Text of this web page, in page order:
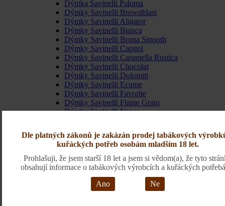
Dýmka Savinelli Paloma
Dýmky Savinelli Brownblast
Dýmky Savinelli Aligator
Dýmky Savinelli Bianca
Dýmky Savinelli Bruna Smooth
Dýmky Savinelli Capitol
Dýmky Savinelli Caramella Rustica
Dýmky Savinelli Chocolat
Dýmky Savinelli Dolomiti
Dýmky Savinelli Ecume
Dýmky Savinelli Favorite
Dýmky Savinelli Flame Grain
Dýmky Savinelli Fuoco
Dýmky Savinelli Gaius Rustic
Dýmky Savinelli Golf
Dýmky Savinelli Impera
Dýmky Savinelli Joker Rustic
Dýmky Savinelli Leonardo
Dýmky Savinelli Lino
Dle platných zákonů je zakázán prodej tabákových
kuřáckých potřeb osobám mladším 18 let.
Prohlašuji, že jsem starší 18 let a jsem si vědom(a), že tyto
obsahují informace o tabákových výrobcích a kuřáckých
Ano
Ne